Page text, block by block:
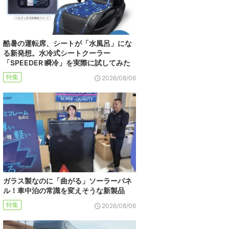
酷暑の運転席、シートが「水風呂」にな
る新発想。水冷式シートクーラー
「SPEEDER 瞬冷」を実際に試してみた
特集 2026/08/06
ガラス製なのに「曲がる」ソーラーパネ
ル！車中泊の常識を変えそうな新製品
特集 2026/08/06